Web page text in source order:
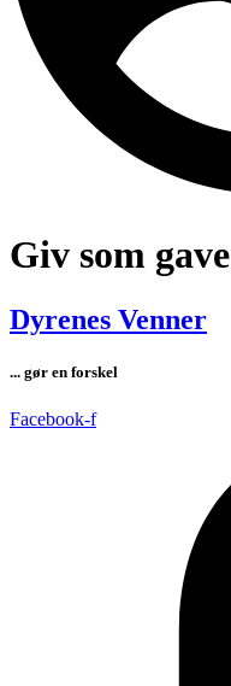
Giv som gave
Dyrenes Venner
... gør en forskel
Facebook-f